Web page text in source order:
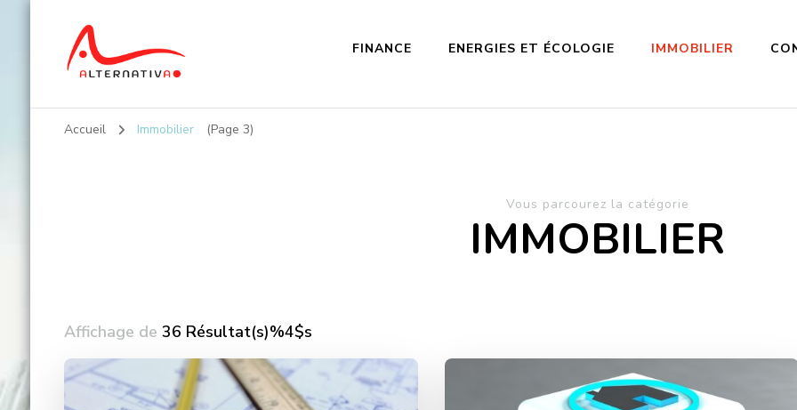
Alternativa
FINANCE ENERGIES ET ÉCOLOGIE IMMOBILIER
Accueil Immobilier (Page 3)
Vous parcourez la catégorie
IMMOBILIER
Affichage de 36 Résultat(s)%4$s